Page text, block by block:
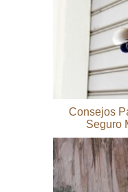
Consejos
Seguro